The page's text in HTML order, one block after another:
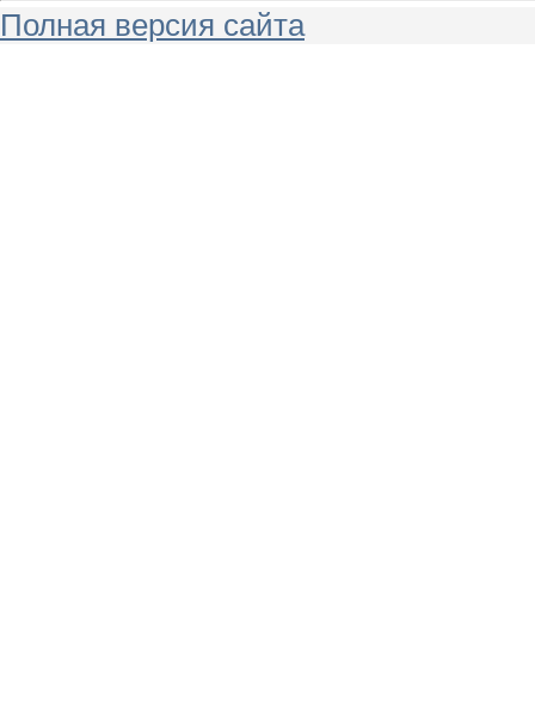
Полная версия сайта